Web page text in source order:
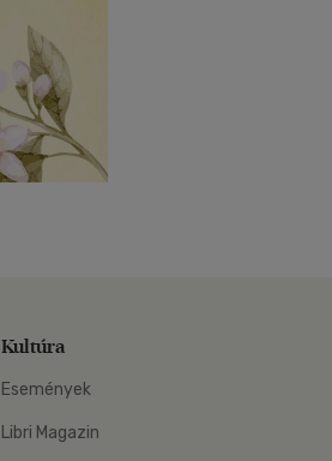
Kultúra
Események
Libri Magazin